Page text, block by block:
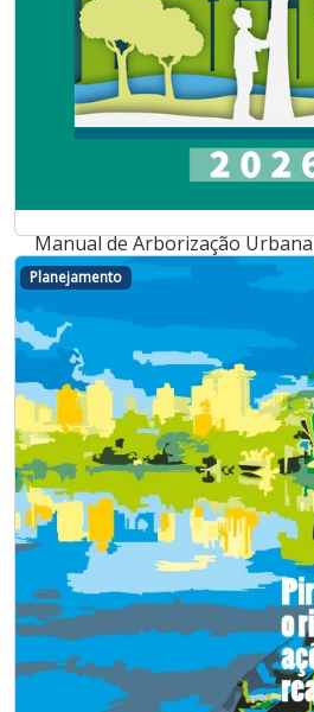
Manual de Arborização Urbana
Planejamento